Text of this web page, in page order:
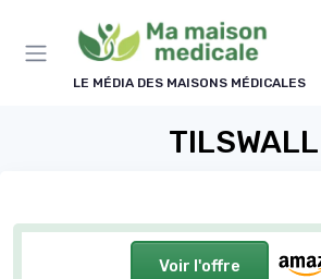
LE MÉDIA DES MAISONS MÉDICALES
TILSWALL
Voir l'offre